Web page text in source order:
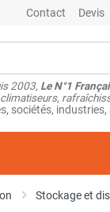
Contact Devis
2003, Le N°1
sociétés,
Stockage et